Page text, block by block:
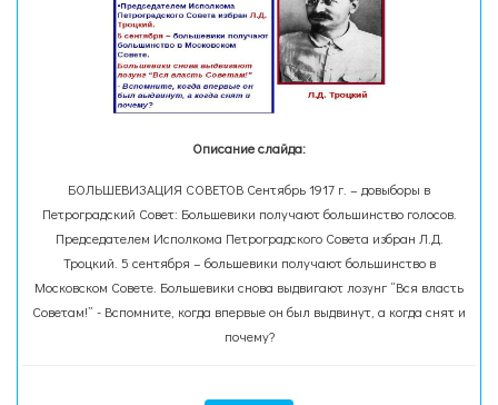
Описание слайда:
БОЛЬШЕВИЗАЦИЯ СОВЕТОВ Сентябрь 1917 г. – довыборы в
Петроградский Совет: Большевики получают большинство голосов.
Председателем Исполкома Петроградского Совета избран Л.Д.
Троцкий. 5 сентября – большевики получают большинство в
Московском Совете. Большевики снова выдвигают лозунг “Вся власть
Советам!” - Вспомните, когда впервые он был выдвинут, а когда снят и
почему?